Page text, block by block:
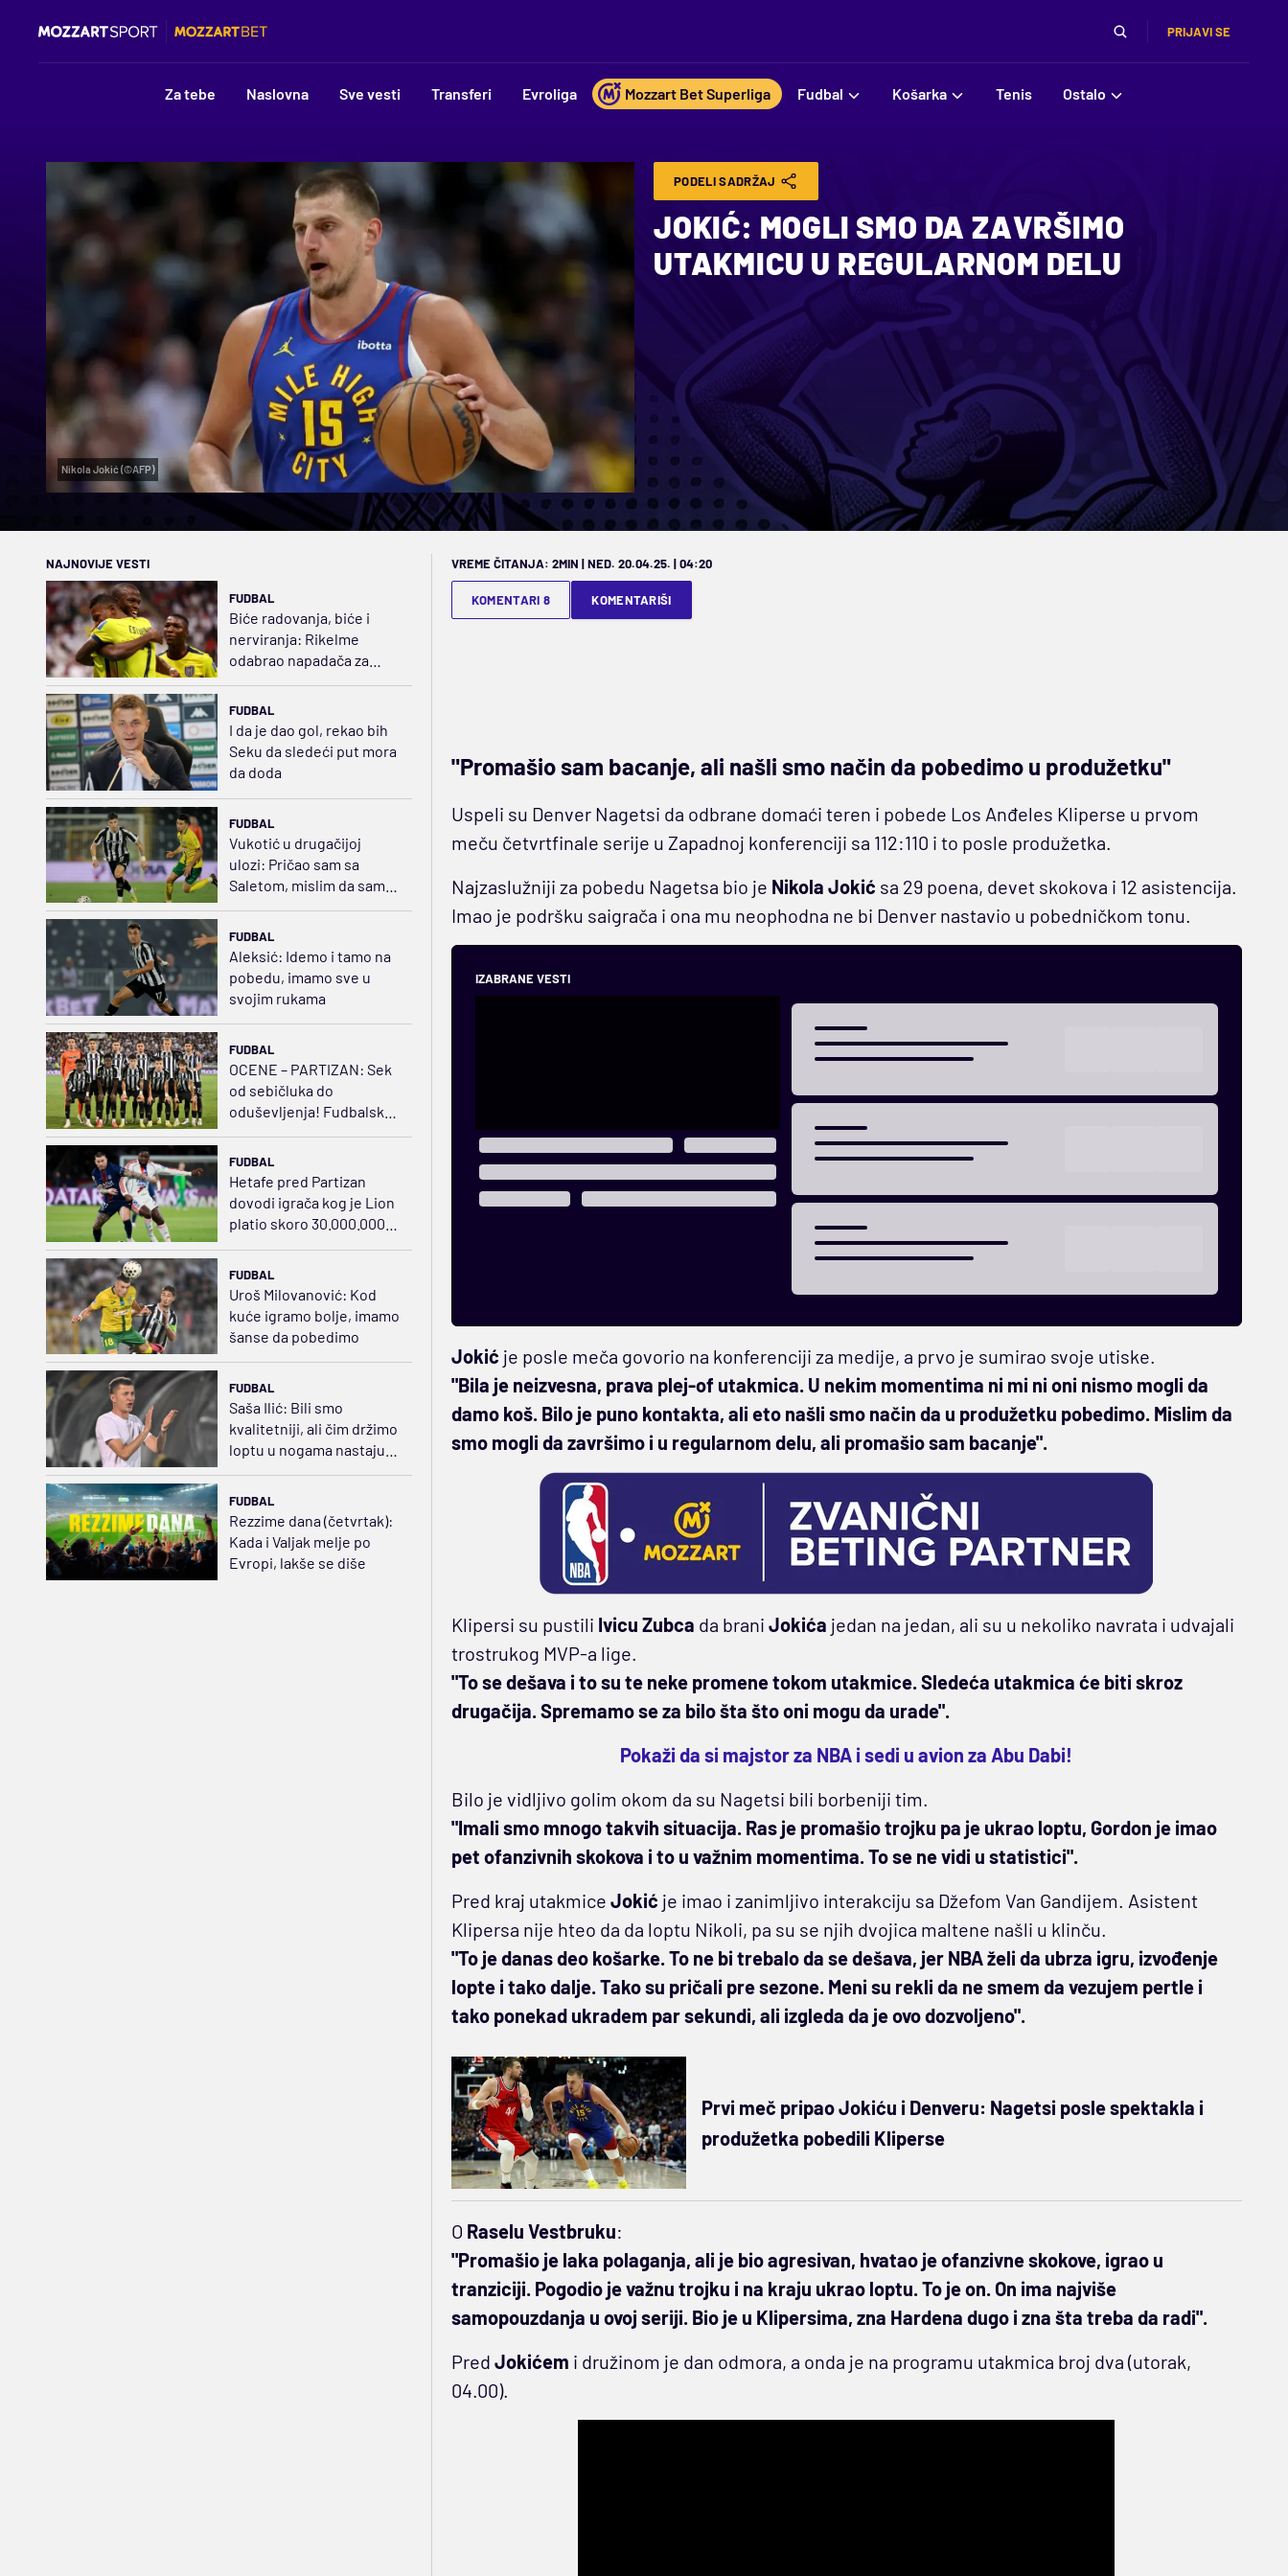
PRIJAVI SE
Za tebe Naslovna Sve vesti Transferi Evroliga Mozzart Bet Superliga Fudbal Košarka Tenis Ostalo
Nikola Jokić (©AFP)
PODELI SADRŽAJ
JOKIĆ: MOGLI SMO DA ZAVRŠIMO
UTAKMICU U REGULARNOM DELU
NAJNOVIJE VESTI
FUDBAL
Biće radovanja, biće i
nerviranja: Rikelme
odabrao napadača za
FUDBAL
I da je dao gol, rekao bih
Seku da sledeći put mora
da doda
FUDBAL
Vukotić u drugačijoj
ulozi: Pričao sam sa
Saletom, mislim da sam
opravdao tu poziciju
FUDBAL
Aleksić: Idemo i tamo na
pobedu, imamo sve u
svojim rukama
FUDBAL
OCENE – PARTIZAN: Sek
od sebičluka do
oduševljenja! Fudbalski
FUDBAL
Hetafe pred Partizan
dovodi igrača kog je Lion
platio skoro 30.000.000
FUDBAL
Uroš Milovanović: Kod
kuće igramo bolje, imamo
šanse da pobedimo
FUDBAL
Saša Ilić: Bili smo
kvalitetniji, ali čim držimo
loptu u nogama nastaju
FUDBAL
Rezzime dana (četvrtak):
Kada i Valjak melje po
Evropi, lakše se diše
VREME ČITANJA: 2MIN | NED. 20.04.25. | 04:20
KOMENTARI 8 KOMENTARIŠI
"Promašio sam bacanje, ali našli smo način da pobedimo u produžetku"
Uspeli su Denver Nagetsi da odbrane domaći teren i pobede Los Anđeles Kliperse u prvom
meču četvrtfinale serije u Zapadnoj konferenciji sa 112:110 i to posle produžetka.
Najzaslužniji za pobedu Nagetsa bio je Nikola Jokić sa 29 poena, devet skokova i 12 asistencija.
Imao je podršku saigrača i ona mu neophodna ne bi Denver nastavio u pobedničkom tonu.
IZABRANE VESTI
Jokić je posle meča govorio na konferenciji za medije, a prvo je sumirao svoje utiske.
"Bila je neizvesna, prava plej-of utakmica. U nekim momentima ni mi ni oni nismo mogli da
damo koš. Bilo je puno kontakta, ali eto našli smo način da u produžetku pobedimo. Mislim da
smo mogli da završimo i u regularnom delu, ali promašio sam bacanje".
Klipersi su pustili Ivicu Zubca da brani Jokića jedan na jedan, ali su u nekoliko navrata i udvajali
trostrukog MVP-a lige.
"To se dešava i to su te neke promene tokom utakmice. Sledeća utakmica će biti skroz
drugačija. Spremamo se za bilo šta što oni mogu da urade".
Pokaži da si majstor za NBA i sedi u avion za Abu Dabi!
Bilo je vidljivo golim okom da su Nagetsi bili borbeniji tim.
"Imali smo mnogo takvih situacija. Ras je promašio trojku pa je ukrao loptu, Gordon je imao
pet ofanzivnih skokova i to u važnim momentima. To se ne vidi u statistici".
Pred kraj utakmice Jokić je imao i zanimljivo interakciju sa Džefom Van Gandijem. Asistent
Klipersa nije hteo da da loptu Nikoli, pa su se njih dvojica maltene našli u klinču.
"To je danas deo košarke. To ne bi trebalo da se dešava, jer NBA želi da ubrza igru, izvođenje
lopte i tako dalje. Tako su pričali pre sezone. Meni su rekli da ne smem da vezujem pertle i
tako ponekad ukradem par sekundi, ali izgleda da je ovo dozvoljeno".
Prvi meč pripao Jokiću i Denveru: Nagetsi posle spektakla i
produžetka pobedili Kliperse
O Raselu Vestbruku:
"Promašio je laka polaganja, ali je bio agresivan, hvatao je ofanzivne skokove, igrao u
tranziciji. Pogodio je važnu trojku i na kraju ukrao loptu. To je on. On ima najviše
samopouzdanja u ovoj seriji. Bio je u Klipersima, zna Hardena dugo i zna šta treba da radi".
Pred Jokićem i družinom je dan odmora, a onda je na programu utakmica broj dva (utorak,
04.00).